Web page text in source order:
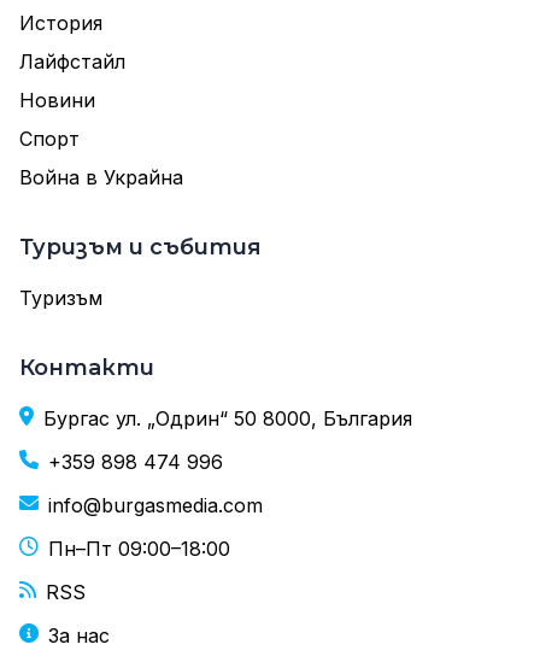
История
Лайфстайл
Новини
Спорт
Война в Украйна
Туризъм и събития
Туризъм
Контакти
Бургас ул. „Одрин“ 50 8000, България
+359 898 474 996
info@burgasmedia.com
Пн–Пт 09:00–18:00
RSS
За нас